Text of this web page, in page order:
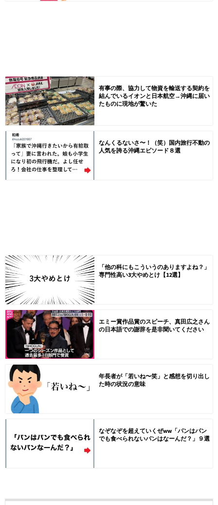
有事の際、協力して物資を輸送する契約を
結んでいるイオンと日本航空→沖縄に届い
たものに現地が驚いた
なんくるないさ〜！（笑）国内旅行不動の
人気を誇る沖縄エピソード８選
「他の科にもこういうのありますよね？」
専門性高い3大やめとけ【12選】
エミー賞作品賞のスピーチ、真田広之さん
の日本語での謝辞を是非聞いてください
年長者が「若いね〜笑」と感想を切り出し
た時の状況の意味
なぞなぞを超えていくぜww「パンはパン
でも食べられないパンはなーんだ？」９選